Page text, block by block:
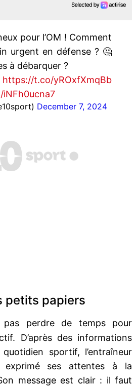
pour l’OM ! Comment
urgent en défense ? 🤔
à débarquer ?
https://t.co/yROxfXmqBb
December 7, 2024
petits papiers
perdre de temps pour
D’après des informations
sportif, l’entraîneur
exprimé ses attentes à la
message est clair : il faut